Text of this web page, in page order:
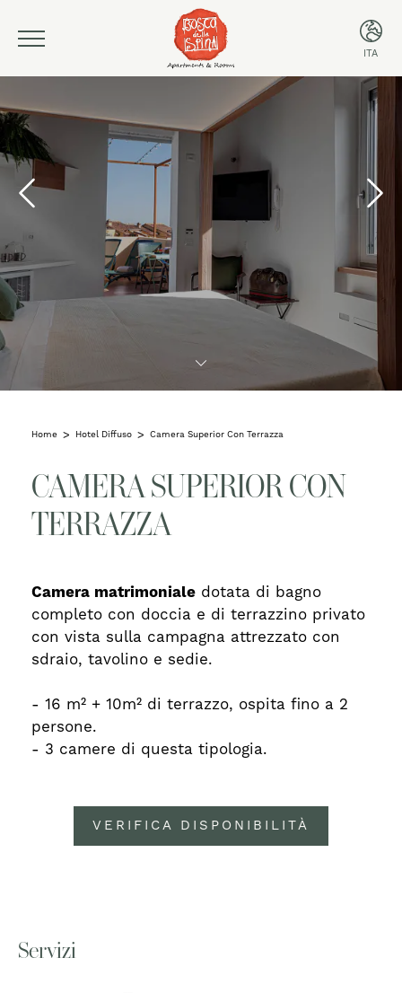
ITA
ITA
ENG
Home Hotel Diffuso Camera Superior Con Terrazza
CAMERA SUPERIOR CON
TERRAZZA
Camera matrimoniale dotata di bagno
completo con doccia e di terrazzino privato
con vista sulla campagna attrezzato con
sdraio, tavolino e sedie.
- 16 m² + 10m² di terrazzo, ospita fino a 2
persone.
- 3 camere di questa tipologia.
VERIFICA DISPONIBILITÀ
Servizi